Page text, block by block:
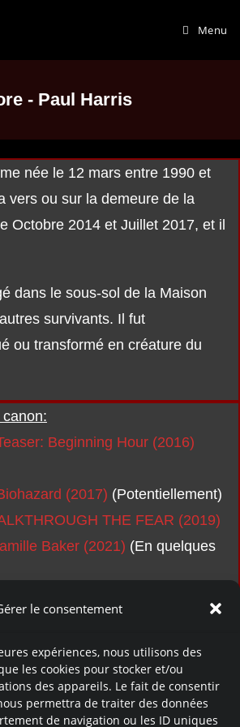
le consentement
expériences, nous utilisons des
les cookies pour stocker et/ou
des appareils. Le fait de consentir
permettra de traiter des données
de navigation ou les ID uniques
Menu
- Paul Harris
née le 12 mars entre 1990 et
vers ou sur la demeure de la
Octobre 2014 et Juillet 2017, et il
dans le sous-sol de la Maison
survivants. Il fut
ou transformé en créature du
Beginning Hour (2016)
(2017) (Potentiellement)
THE FEAR (2019)
Baker (2021) (En quelques